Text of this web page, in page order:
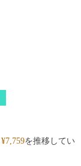
¥7,759を推移してい